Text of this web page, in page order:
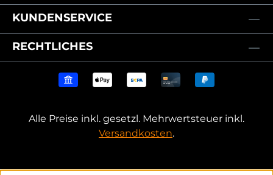
KUNDENSERVICE
RECHTLICHES
Alle Preise inkl. gesetzl. Mehrwertsteuer inkl.
Versandkosten.